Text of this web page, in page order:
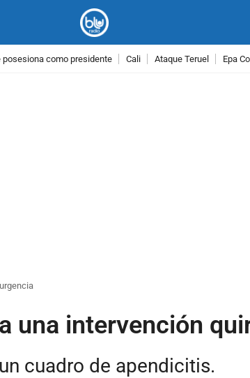
posesiona como presidente Cali Ataque Teruel Epa
una intervención
cuadro de apendicitis.